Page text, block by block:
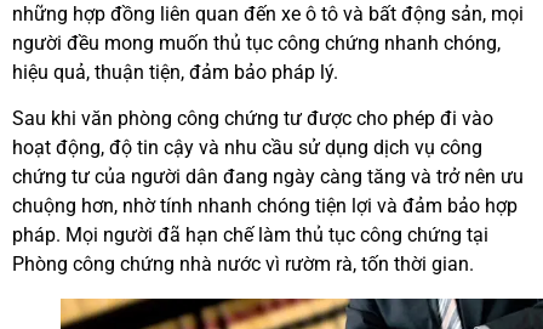
những hợp đồng liên quan đến xe ô tô và bất động sản, mọi
người đều mong muốn thủ tục công chứng nhanh chóng,
hiệu quả, thuận tiện, đảm bảo pháp lý.
Sau khi văn phòng công chứng tư được cho phép đi vào
hoạt động, độ tin cậy và nhu cầu sử dụng dịch vụ công
chứng tư của người dân đang ngày càng tăng và trở nên ưu
chuộng hơn, nhờ tính nhanh chóng tiện lợi và đảm bảo hợp
pháp. Mọi người đã hạn chế làm thủ tục công chứng tại
Phòng công chứng nhà nước vì rườm rà, tốn thời gian.